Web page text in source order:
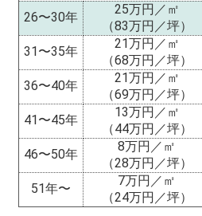
26〜30年
25万円／㎡
（83万円／坪）
31〜35年
21万円／㎡
（68万円／坪）
36〜40年
21万円／㎡
（69万円／坪）
41〜45年
13万円／㎡
（44万円／坪）
46〜50年
8万円／㎡
（28万円／坪）
51年〜
7万円／㎡
（24万円／坪）